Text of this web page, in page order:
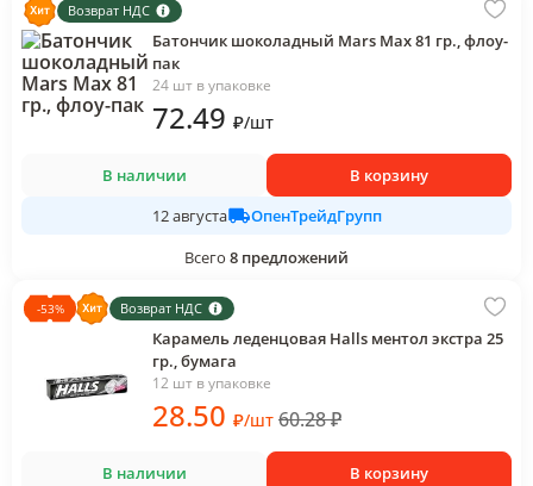
Возврат НДС
Батончик шоколадный Mars Max 81 гр., флоу-
пак
24 шт в упаковке
72.49 ₽/шт
В наличии
В корзину
12 августа
ОпенТрейдГрупп
Всего 8 предложений
-53% Возврат НДС
Карамель леденцовая Halls ментол экстра 25
гр., бумага
12 шт в упаковке
28.50 ₽/шт 60.28₽
В наличии
В корзину